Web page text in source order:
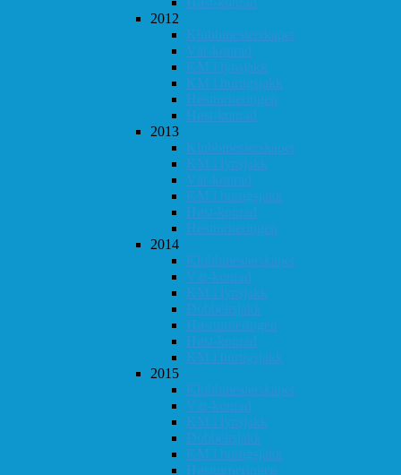
2012
Klubbmesterskapet
Vår-konrad
KM i lynsjakk
KM i hurtigsjakk
Høstturneringen
Høst-konrad
2013
Klubbmesterskapet
KM i lynsjakk
Vår-konrad
KM i hurtigsjakk
Høst-konrad
Høstturneringen
2014
Klubbmesterskapet
Vår-konrad
KM i lynsjakk
Dobbeltsjakk
Høstturneringen
Høst-konrad
KM i hurtigsjakk
2015
Klubbmesterskapet
Vår-konrad
KM i lynsjakk
Dobbeltsjakk
KM i hurtigsjakk
Høstturneringen